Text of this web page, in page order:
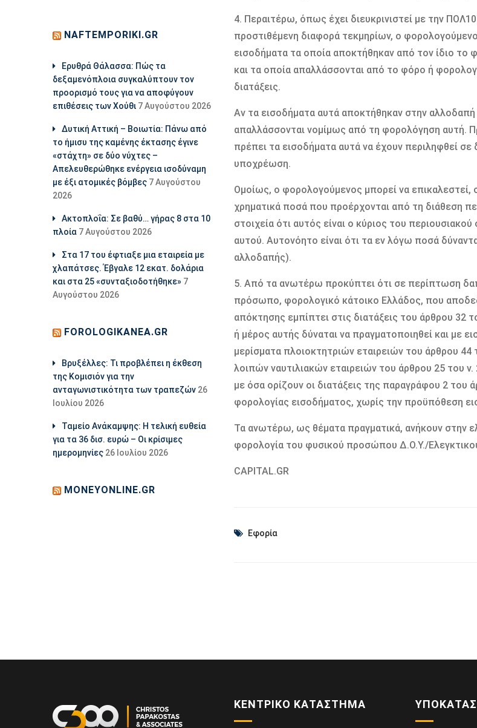
4. Περαιτέρω, όπως έχει διευκρινιστεί με την
προστιθέμενη διαφορά τεκμηρίων, ο
εισοδήματα τα οποία αποκτήθηκαν από τον ίδιο
και τα οποία απαλλάσσονται από το φόρο ή
διατάξεις.
Αν τα εισοδήματα αυτά αποκτήθηκαν στην
απαλλάσσονται νομίμως από τη φορολόγηση αυτή.
πρέπει τα εισοδήματα αυτά να έχουν περιληφθεί
υποχρέωση.
Ομοίως, ο φορολογούμενος μπορεί να
χρηματικά ποσά που προέρχονται από τη διάθεση
στοιχεία ότι αυτός είναι ο κύριος του
αυτού. Αυτονόητο είναι ότι τα εν λόγω ποσά
αλλοδαπής).
5. Από τα ανωτέρω προκύπτει ότι σε περίπτωση
πρόσωπο, φορολογικό κάτοικο Ελλάδος, που
απόκτησης εμπίπτει στις διατάξεις του άρθρου
ή μέρος αυτής δύναται να πραγματοποιηθεί και με
μερίσματα πλοιοκτητριών εταιρειών του άρθρου
λοιπών ναυτιλιακών εταιρειών του άρθρου 25 του
με όσα ορίζουν οι διατάξεις της παραγράφου 2
φορολογίας εισοδήματος, χωρίς την προϋπόθεση
Τα ανωτέρω, ως θέματα πραγματικά, ανήκουν στην
φορολογία του φυσικού προσώπου Δ.Ο.Υ./
CAPITAL.GR
Εφορία
NAFTEMPORIKI.GR
Ερυθρά Θάλασσα: Πώς τα
δεξαμενόπλοια συγκαλύπτουν τον
προορισμό τους για να αποφύγουν
επιθέσεις των Χούθι 7 Αυγούστου 2026
Δυτική Αττική – Βοιωτία: Πάνω από
το ήμισυ της καμένης έκτασης έγινε
«στάχτη» σε δύο νύχτες –
Απελευθερώθηκε ενέργεια ισοδύναμη
με έξι ατομικές βόμβες 7 Αυγούστου
2026
Ακτοπλοΐα: Σε βαθύ… γήρας 8 στα 10
πλοία 7 Αυγούστου 2026
Στα 17 του έφτιαξε μια εταιρεία με
χλαπάτσες. Έβγαλε 12 εκατ. δολάρια
και στα 25 «συνταξιοδοτήθηκε» 7
Αυγούστου 2026
FOROLOGIKANEA.GR
Βρυξέλλες: Τι προβλέπει η έκθεση
της Κομισιόν για την
ανταγωνιστικότητα των τραπεζών 26
Ιουλίου 2026
Ταμείο Ανάκαμψης: Η τελική ευθεία
για τα 36 δισ. ευρώ – Οι κρίσιμες
ημερομηνίες 26 Ιουλίου 2026
MONEYONLINE.GR
ΚΕΝΤΡΙΚΌ ΚΑΤΆΣΤΗΜΑ